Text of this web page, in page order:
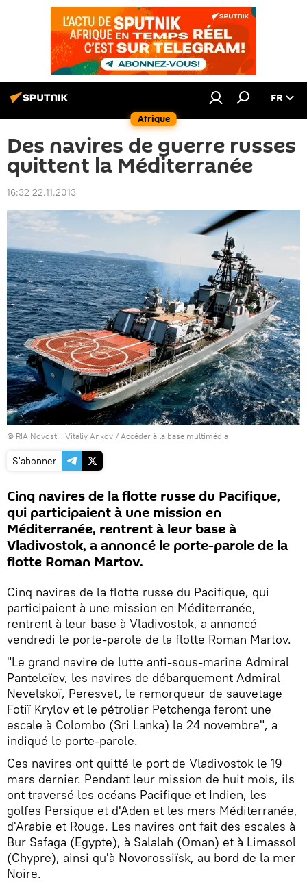
Afrique
FR
Des navires de guerre russes
quittent la Méditerranée
16:32 22.11.2013
© RIA Novosti . Vitaliy Ankov / Accéder à la base multimédia
S'abonner
Cinq navires de la flotte russe du Pacifique,
qui participaient à une mission en
Méditerranée, rentrent à leur base à
Vladivostok, a annoncé le porte-parole de la
flotte Roman Martov.
Cinq navires de la flotte russe du Pacifique, qui
participaient à une mission en Méditerranée,
rentrent à leur base à Vladivostok, a annoncé
vendredi le porte-parole de la flotte Roman Martov.
"Le grand navire de lutte anti-sous-marine Admiral
Panteleïev, les navires de débarquement Admiral
Nevelskoï, Peresvet, le remorqueur de sauvetage
Fotiï Krylov et le pétrolier Petchenga feront une
escale à Colombo (Sri Lanka) le 24 novembre", a
indiqué le porte-parole.
Ces navires ont quitté le port de Vladivostok le 19
mars dernier. Pendant leur mission de huit mois, ils
ont traversé les océans Pacifique et Indien, les
golfes Persique et d'Aden et les mers Méditerranée,
d'Arabie et Rouge. Les navires ont fait des escales à
Bur Safaga (Egypte), à Salalah (Oman) et à Limassol
(Chypre), ainsi qu'à Novorossiïsk, au bord de la mer
Noire.